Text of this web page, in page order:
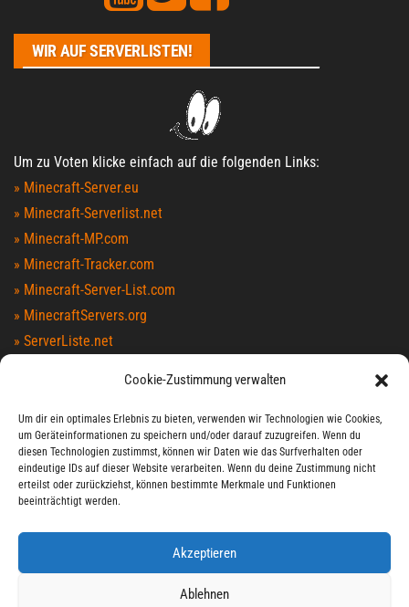
Cookie-Zustimmung verwalten
Um dir ein optimales Erlebnis zu bieten, verwenden wir Technologien wie Cookies,
um Geräteinformationen zu speichern und/oder darauf zuzugreifen. Wenn du
diesen Technologien zustimmst, können wir Daten wie das Surfverhalten oder
eindeutige IDs auf dieser Website verarbeiten. Wenn du deine Zustimmung nicht
erteilst oder zurückziehst, können bestimmte Merkmale und Funktionen
beeinträchtigt werden.
Akzeptieren
Ablehnen
WIR AUF SERVERLISTEN!
Um zu Voten klicke einfach auf die folgenden Links:
» Minecraft-Server.eu
» Minecraft-Serverlist.net
» Minecraft-MP.com
» Minecraft-Tracker.com
» Minecraft-Server-List.com
» MinecraftServers.org
» ServerListe.net
» MinecraftServers100.com
» MCTopList.net
» MCList.eu
» Serverlist.games